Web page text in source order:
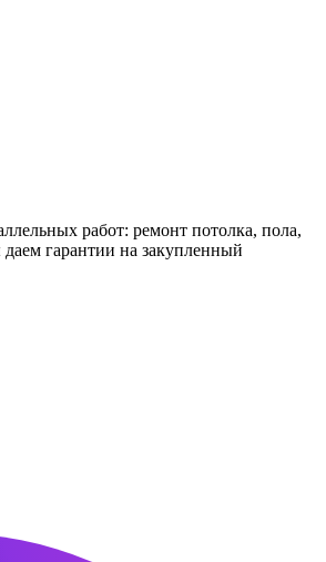
работ: ремонт потолка, пола,
гарантии на закупленный